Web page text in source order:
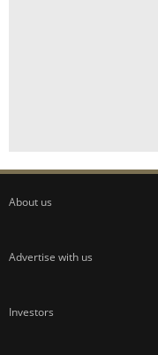
About us
Advertise with us
Investors